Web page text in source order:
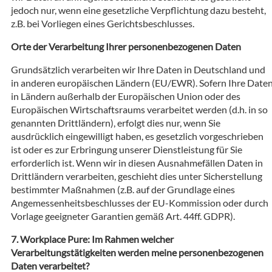
jedoch nur, wenn eine gesetzliche Verpflichtung dazu besteht,
z.B. bei Vorliegen eines Gerichtsbeschlusses.
Orte der Verarbeitung Ihrer personenbezogenen Daten
Grundsätzlich verarbeiten wir Ihre Daten in Deutschland und
in anderen europäischen Ländern (EU/EWR). Sofern Ihre
in Ländern außerhalb der Europäischen Union oder des
Europäischen Wirtschaftsraums verarbeitet werden (d.h. in so
genannten Drittländern), erfolgt dies nur, wenn Sie
ausdrücklich eingewilligt haben, es gesetzlich vorgeschrieben
ist oder es zur Erbringung unserer Dienstleistung für Sie
erforderlich ist. Wenn wir in diesen Ausnahmefällen Daten in
Drittländern verarbeiten, geschieht dies unter Sicherstellung
bestimmter Maßnahmen (z.B. auf der Grundlage eines
Angemessenheitsbeschlusses der EU-Kommission oder durch
Vorlage geeigneter Garantien gemäß Art. 44ff. GDPR).
Workplace Pure: Im Rahmen welcher
Verarbeitungstätigkeiten werden meine personenbezogenen
Daten verarbeitet?